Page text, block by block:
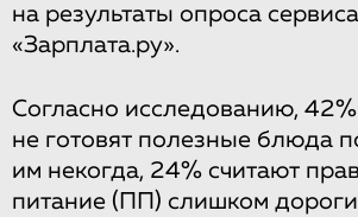
на результаты опроса сервиса
«Зарплата.ру».
Согласно исследованию,
не готовят полезные блюда
им некогда, 24% считают
питание (ПП) слишком